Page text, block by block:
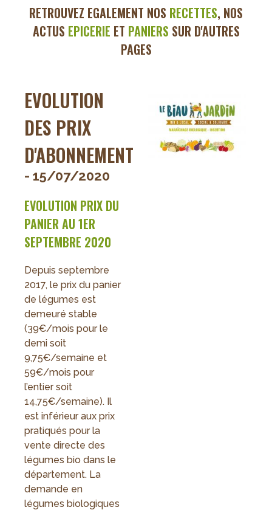
RETROUVEZ EGALEMENT NOS RECETTES, NOS
ACTUS EPICERIE ET PANIERS SUR D'AUTRES
PAGES
EVOLUTION
DES PRIX
D'ABONNEMENT
- 15/07/2020
EVOLUTION PRIX DU
PANIER AU 1ER
SEPTEMBRE 2020
Depuis septembre
2017, le prix du panier
de légumes est
demeuré stable
(39€/mois pour le
demi soit
9,75€/semaine et
59€/mois pour
l’entier soit
14,75€/semaine). Il
est inférieur aux prix
pratiqués pour la
vente directe des
légumes bio dans le
département. La
demande en
légumes biologiques